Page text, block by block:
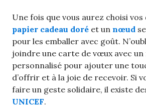
Une fois que vous aurez choisi vos
papier cadeau doré et un nœud
pour les emballer avec goût.
joindre une carte de vœux avec
personnalisé pour ajouter une
d’offrir et à la joie de recevoir. Si
faire un geste solidaire, il existe
UNICEF.